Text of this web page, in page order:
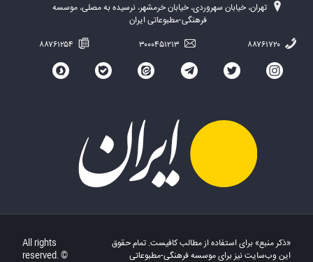
تهران، خیابان سهروردی، خیابان خرمشهر، نرسیده به مصلی، موسسه
فرهنگی-مطبوعاتی ایران
«ذکر منبع» برای استفاده از مطالب کافیست. تمام حقوق
این وب‌سایت نیز برای موسسه فرهنگی-مطبوعاتی
All rights
reserved. ©